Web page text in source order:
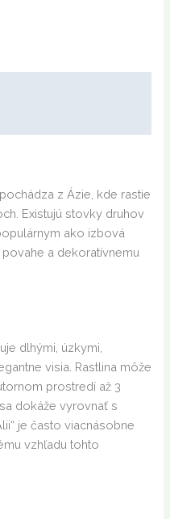
z Ázie, kde rastie
Existujú stovky druhov
ako izbová
a dekoratívnemu
dlhými, úzkymi,
visia. Rastlina môže
prostredí až 3
dokáže vyrovnať s
je často viacnásobne
vzhľadu tohto